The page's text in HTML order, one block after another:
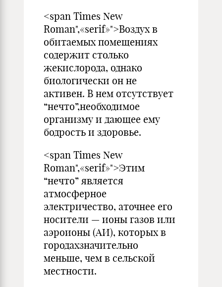
<span Times New
Roman",«serif»">Воздух в
обитаемых помещениях
содержит столько
жекислорода, однако
биологически он не
активен. В нем отсутствует
“нечто”,необходимое
организму и дающее ему
бодрость и здоровье.
<span Times New
Roman",«serif»">Этим
“нечто” является
атмосферное
электричество, аточнее его
носители — ионы газов или
аэроионы (АИ), которых в
городахзначительно
меньше, чем в сельской
местности.